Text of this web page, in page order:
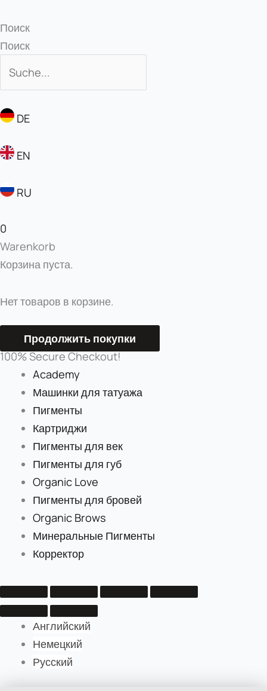
Поиск
Поиск
DE
EN
RU
0
Warenkorb
Корзина пуста.
Нет товаров в корзине.
Продолжить покупки
100% Secure Checkout!
Academy
Машинки для татуажа
Пигменты
Картриджи
Пигменты для век
Пигменты для губ
Organic Love
Пигменты для бровей
Organic Brows
Минеральные Пигменты
Корректор
Английский
Немецкий
Русский